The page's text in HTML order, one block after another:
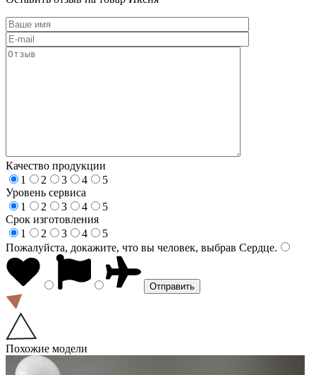
Качество продукции
1
2 3 4
5
Уровень сервиса
1
2 3 4
5
Срок изготовления
1
2 3 4
5
Пожалуйста, докажите, что вы человек, выбрав Сердце.
Похожие модели